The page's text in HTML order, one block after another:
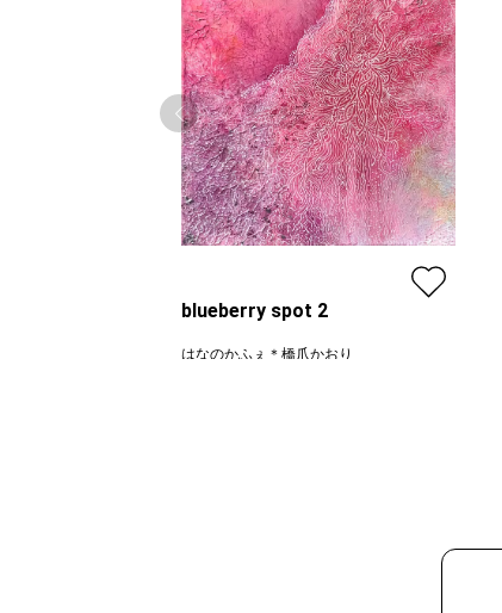
blueberry spot 2
はなのかふぇ＊橋爪かおり